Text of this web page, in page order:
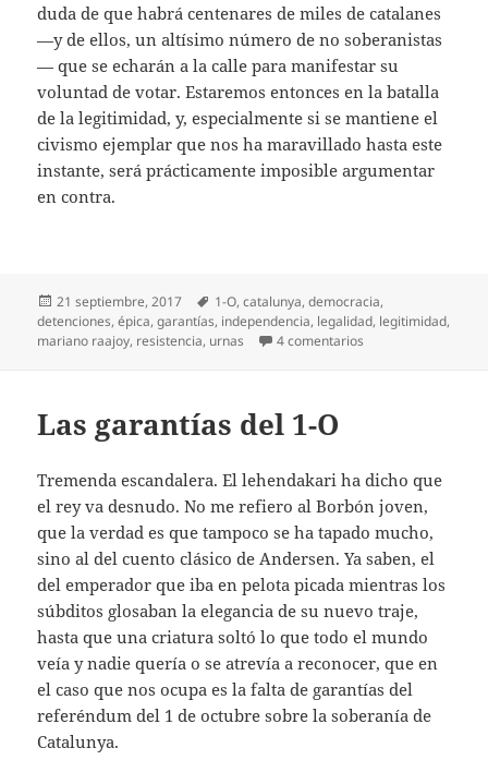
duda de que habrá centenares de miles de catalanes
—y de ellos, un altísimo número de no soberanistas
— que se echarán a la calle para manifestar su
voluntad de votar. Estaremos entonces en la batalla
de la legitimidad, y, especialmente si se mantiene el
civismo ejemplar que nos ha maravillado hasta este
instante, será prácticamente imposible argumentar
en contra.
Publicado
el
21 septiembre, 2017 Etiquetas
1-O,catalunya,democracia,
detenciones,épica,garantías, independencia, legalidad, legitimidad,
mariano raajoy, resistencia, urnas 4 comentarios
Las garantías del 1-O
Tremenda escandalera. El lehendakari ha dicho que
el rey va desnudo. No me refiero al Borbón joven,
que la verdad es que tampoco se ha tapado mucho,
sino al del cuento clásico de Andersen. Ya saben, el
del emperador que iba en pelota picada mientras los
súbditos glosaban la elegancia de su nuevo traje,
hasta que una criatura soltó lo que todo el mundo
veía y nadie quería o se atrevía a reconocer, que en
el caso que nos ocupa es la falta de garantías del
referéndum del 1 de octubre sobre la soberanía de
Catalunya.